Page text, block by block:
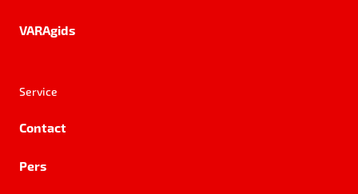
VARAgids
Service
Contact
Pers